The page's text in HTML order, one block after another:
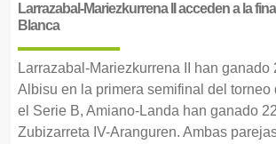
Larrazabal-Mariezkurrena II acceden a la
Blanca
Larrazabal-Mariezkurrena II han ganado
Albisu en la primera semifinal del torneo
el Serie B, Amiano-Landa han ganado
Zubizarreta IV-Aranguren. Ambas